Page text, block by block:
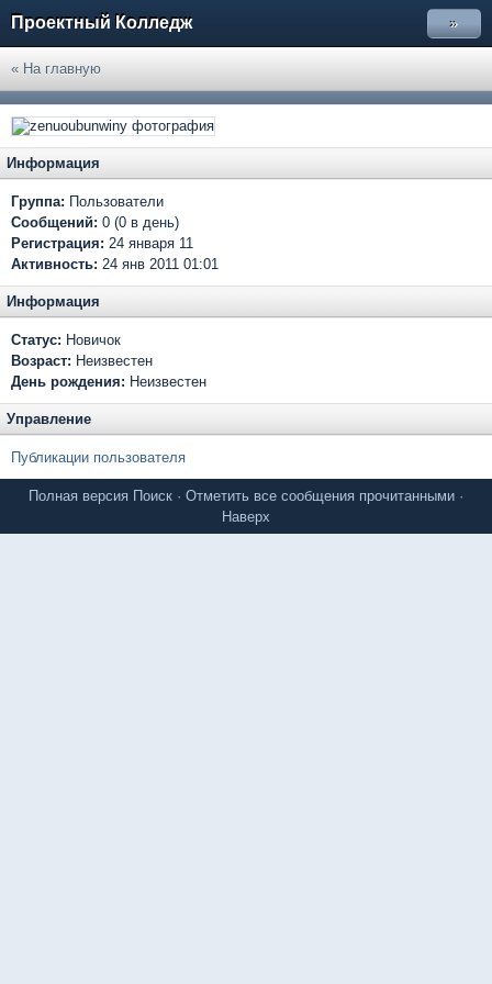
Проектный Колледж »
« На главную
Информация
Группа: Пользователи
Сообщений: 0 (0 в день)
Регистрация: 24 января 11
Активность: 24 янв 2011 01:01
Информация
Статус: Новичок
Возраст: Неизвестен
День рождения: Неизвестен
Управление
Публикации пользователя
Полная версия Поиск · Отметить все сообщения прочитанными ·
Наверх